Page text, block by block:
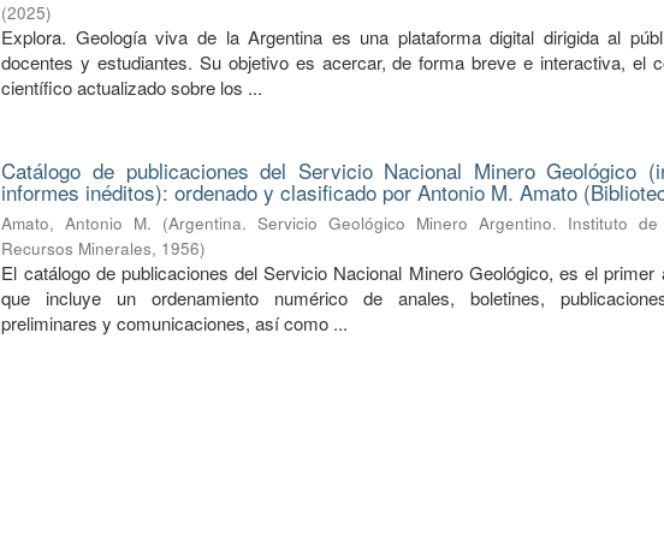
(2025)
Explora. Geología viva de la Argentina es una plataforma digital dirigida al
docentes y estudiantes. Su objetivo es acercar, de forma breve e interactiva, el
científico actualizado sobre los ...
Catálogo de publicaciones del Servicio Nacional Minero Geológico
informes inéditos): ordenado y clasificado por Antonio M. Amato
Amato, Antonio M. (Argentina. Servicio Geológico Minero Argentino. Instituto
Recursos Minerales, 1956)
El catálogo de publicaciones del Servicio Nacional Minero Geológico, es el primer
que incluye un ordenamiento numérico de anales, boletines,
preliminares y comunicaciones, así como ...